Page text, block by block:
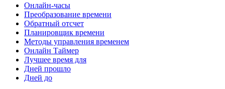
Онлайн-часы
Преобразование времени
Обратный отсчет
Планировщик времени
Методы управления временем
Онлайн Таймер
Лучшее время для
Дней прошло
Дней до